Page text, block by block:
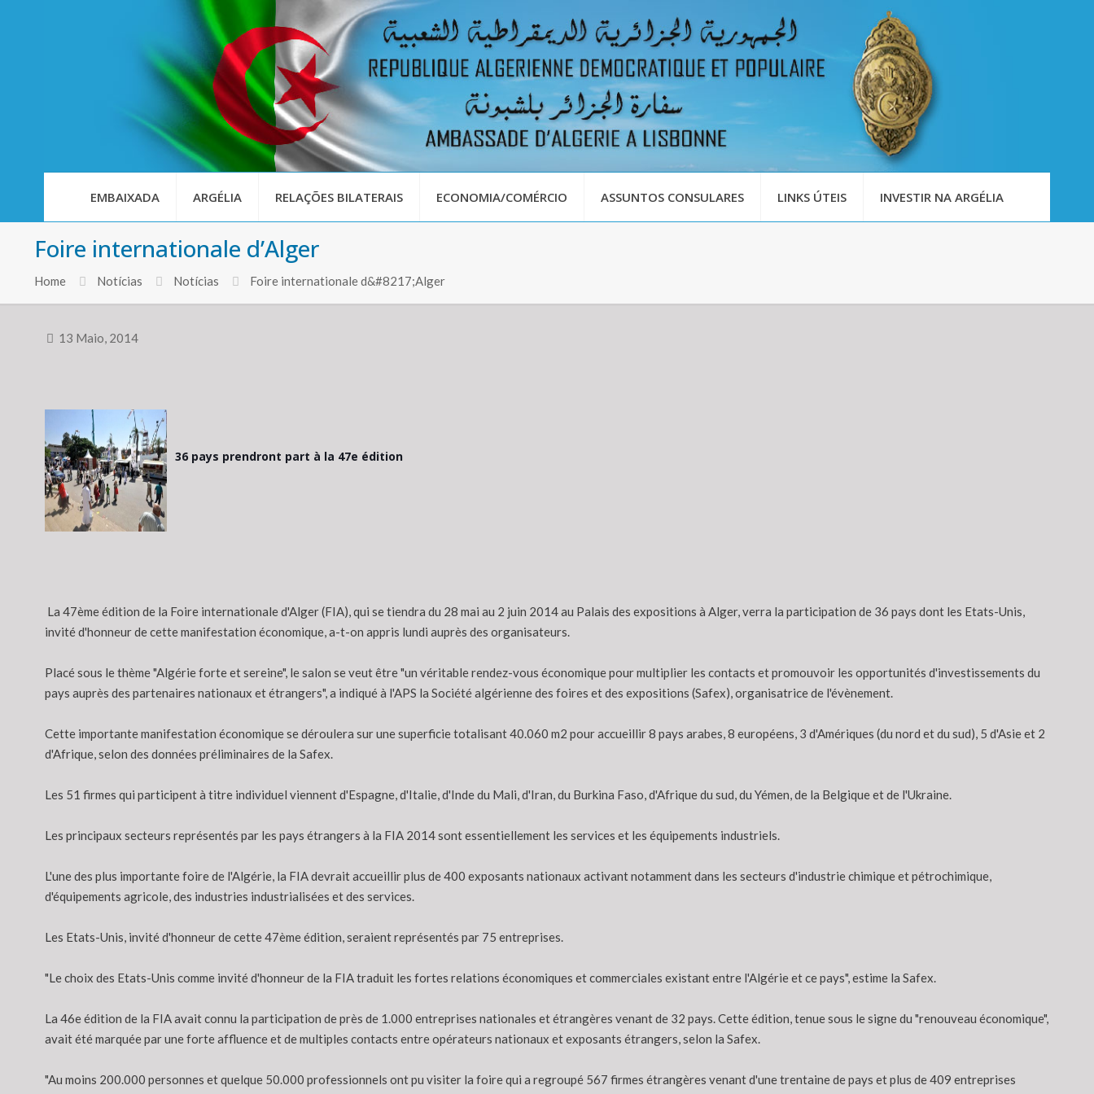
EMBAIXADA ARGÉLIA RELAÇÕES BILATERAIS ECONOMIA/COMÉRCIO ASSUNTOS CONSULARES LINKS ÚTEIS INVESTIR NA ARGÉLIA
Foire internationale d’Alger
Home Notícias Notícias Foire internationale d&#8217;Alger
13 Maio, 2014
36 pays prendront part à la 47e édition
La 47ème édition de la Foire internationale d'Alger (FIA), qui se tiendra du 28 mai au 2 juin 2014 au Palais des expositions à Alger, verra la participation de 36 pays dont les Etats-Unis,
invité d'honneur de cette manifestation économique, a-t-on appris lundi auprès des organisateurs.
Placé sous le thème "Algérie forte et sereine", le salon se veut être "un véritable rendez-vous économique pour multiplier les contacts et promouvoir les opportunités d'investissements du
pays auprès des partenaires nationaux et étrangers", a indiqué à l'APS la Société algérienne des foires et des expositions (Safex), organisatrice de l'évènement.
Cette importante manifestation économique se déroulera sur une superficie totalisant 40.060 m2 pour accueillir 8 pays arabes, 8 européens, 3 d'Amériques (du nord et du sud), 5 d'Asie et 2
d'Afrique, selon des données préliminaires de la Safex.
Les 51 firmes qui participent à titre individuel viennent d'Espagne, d'Italie, d'Inde du Mali, d'Iran, du Burkina Faso, d'Afrique du sud, du Yémen, de la Belgique et de l'Ukraine.
Les principaux secteurs représentés par les pays étrangers à la FIA 2014 sont essentiellement les services et les équipements industriels.
L'une des plus importante foire de l'Algérie, la FIA devrait accueillir plus de 400 exposants nationaux activant notamment dans les secteurs d'industrie chimique et pétrochimique,
d'équipements agricole, des industries industrialisées et des services.
Les Etats-Unis, invité d'honneur de cette 47ème édition, seraient représentés par 75 entreprises.
"Le choix des Etats-Unis comme invité d'honneur de la FIA traduit les fortes relations économiques et commerciales existant entre l'Algérie et ce pays", estime la Safex.
La 46e édition de la FIA avait connu la participation de près de 1.000 entreprises nationales et étrangères venant de 32 pays. Cette édition, tenue sous le signe du "renouveau économique",
avait été marquée par une forte affluence et de multiples contacts entre opérateurs nationaux et exposants étrangers, selon la Safex.
"Au moins 200.000 personnes et quelque 50.000 professionnels ont pu visiter la foire qui a regroupé 567 firmes étrangères venant d'une trentaine de pays et plus de 409 entreprises